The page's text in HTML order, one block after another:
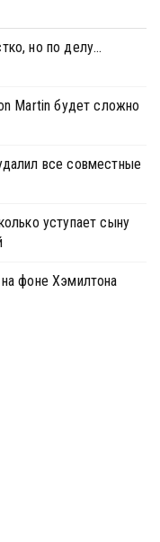
но по делу...
Martin будет сложно
все совместные
уступает сыну
фоне Хэмилтона